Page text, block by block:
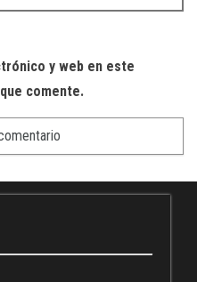
y web en este
comente.